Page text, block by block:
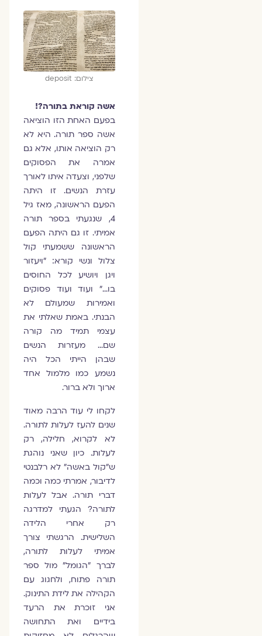
צילום: deposit
אשה קוראת בתורה?!
בפעם האחת הזו הוציאה
אשה ספר תורה. היא לא
רק הוציאה אותו, אלא גם
אמרה את הפסוקים
שלפני, וצעדה איתו לאורך
עזרת הנשים. זו היתה
הפעם הראשונה, מאז גיל
4, שנגעתי בספר תורה
אמיתי. זו גם היתה הפעם
הראשונה ששמעתי קול
צלול ונשי קורא: "ויעזור
ויגן ויושיע לכל החוסים
בו…" ועוד ועוד פסוקים
ואמירות שמעולם לא
הבנתי. באמת שאלתי את
עצמי תמיד מה קורה
שם… מעזרות הנשים
שבהן הייתי הכל היה
נשמע כמו מלמול אחד
ארוך ולא ברור.
לקחו לי עוד הרבה מאוד
שנים להעז לעלות לתורה.
לא לקרוא, חלילה, רק
לעלות. כיון שאני נוהגת
ש"קול באשה" לא רלבנטי
לדיבור, אמרתי כמה וכמה
דברי תורה. אבל לעלות
לתורה? הגעתי למדרגה
רק אחרי הלידה
השלישית. הרגשתי צורך
אמיתי לעלות לתורה,
לברך "הגומל" מול ספר
תורה פתוח, ולחגוג עם
הקהילה את לידת התינוק.
אני זוכרת את הרעד
בידיים ואת התחושה